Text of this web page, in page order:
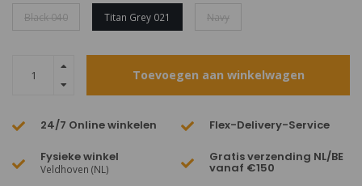
Black 040 Titan Grey 021 Navy
Toevoegen aan winkelwagen
24/7 Online winkelen Flex-Delivery-Service
Fysieke winkel
Veldhoven (NL)
Gratis verzending NL/BE
vanaf €150